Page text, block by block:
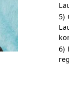
5)
6)